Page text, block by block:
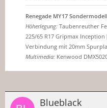
Renegade MY17
Höherlegung: Taubenreuther
225/65 R17 Gripmax
Verbindung mit 20mm
Multimedia: Kenwood
Blueblack